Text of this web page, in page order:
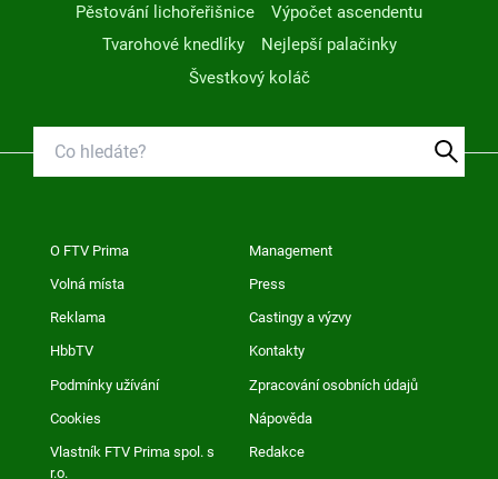
Pěstování lichořeřišnice
Výpočet ascendentu
Tvarohové knedlíky
Nejlepší palačinky
Švestkový koláč
O FTV Prima Management
Volná místa Press
Reklama Castingy a výzvy
HbbTV Kontakty
Podmínky užívání Zpracování osobních údajů
Cookies Nápověda
Vlastník FTV Prima spol. s
r.o.
Redakce